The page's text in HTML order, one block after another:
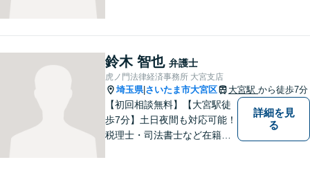
鈴木 智也 弁護士
虎ノ門法律経済事務所 大宮支店
埼玉県| さいたま市大宮区 大宮駅 から徒歩7分
【初回相談無料】【大宮駅徒
歩7分】土日夜間も対応可能！
税理士・司法書士など在籍で
詳細を見
る